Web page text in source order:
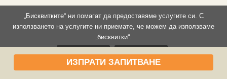
ИЗПРАТИ ЗАПИТВАНЕ
„Бисквитките“ ни помагат да предоставяме услугите си. С
използването на услугите ни приемате, че можем да използваме
„бисквитки“.